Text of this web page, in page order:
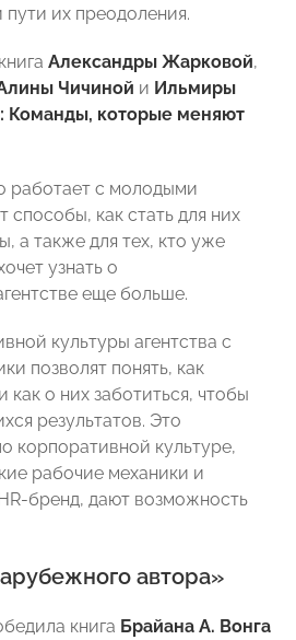
пути их преодоления.
Александры Жарковой,
Чичиной и Ильмиры
Команды, которые меняют
работает с молодыми
как стать для них
а также для тех, кто уже
узнать о
еще больше.
культуры агентства с
позволят понять, как
как о них заботиться, чтобы
результатов. Это
корпоративной культуре,
рабочие механики и
бренд, дают возможность
автора»
книга Брайана А. Вонга